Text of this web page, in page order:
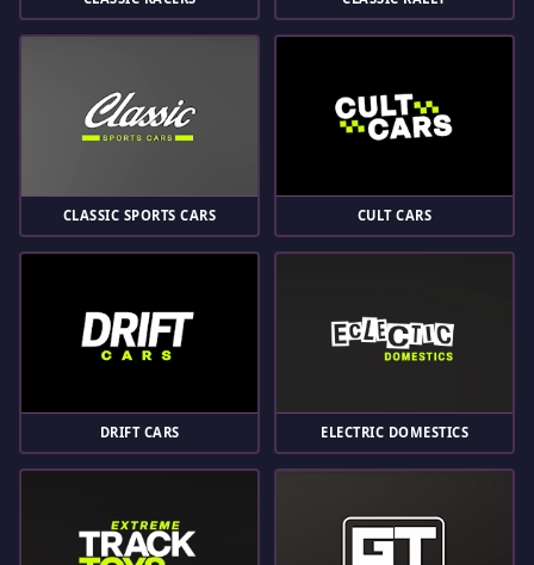
CLASSIC SPORTS CARS CULT CARS
DRIFT CARS ELECTRIC DOMESTICS